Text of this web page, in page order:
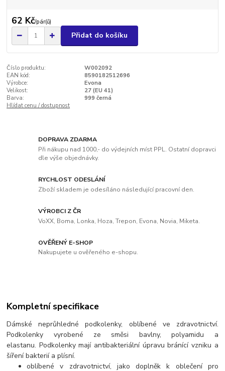
62 Kč/pár(ů)
Přidat do košíku
Číslo produktu:
W002092
EAN kód:
8590182512696
Výrobce:
Evona
Velikost:
27 (EU 41)
Barva:
999 černá
Hlídat cenu / dostupnost
DOPRAVA ZDARMA
Při nákupu nad 1000,- do výdejních míst PPL. Ostatní dopravci
dle výše objednávky.
RYCHLOST ODESLÁNÍ
Zboží skladem je odesíláno následující pracovní den.
VÝROBCI Z ČR
VoXX, Boma, Lonka, Hoza, Trepon, Evona, Novia, Miketa.
OVĚŘENÝ E-SHOP
Nakupujete u ověřeného e-shopu.
Kompletní specifikace
Dámské neprůhledné podkolenky, oblíbené ve zdravotnictví.
Podkolenky vyrobené ze směsi bavlny, polyamidu a
elastanu. Podkolenky mají antibakteriální úpravu bránící vzniku a
šíření bakterií a plísní.
oblíbené v zdravotnictví, jako doplněk k oblečení pro